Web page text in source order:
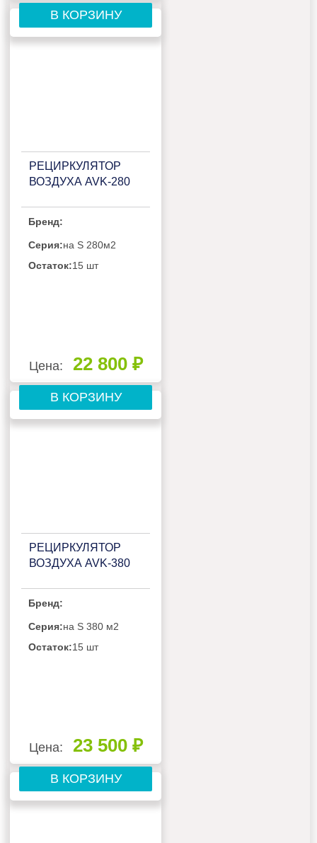
В КОРЗИНУ
РЕЦИРКУЛЯТОР
ВОЗДУХА AVK-280
Бренд:
Серия:на S 280м2
Остаток:15 шт
Цена: 22 800 ₽
В КОРЗИНУ
РЕЦИРКУЛЯТОР
ВОЗДУХА AVK-380
Бренд:
Серия:на S 380 м2
Остаток:15 шт
Цена: 23 500 ₽
В КОРЗИНУ